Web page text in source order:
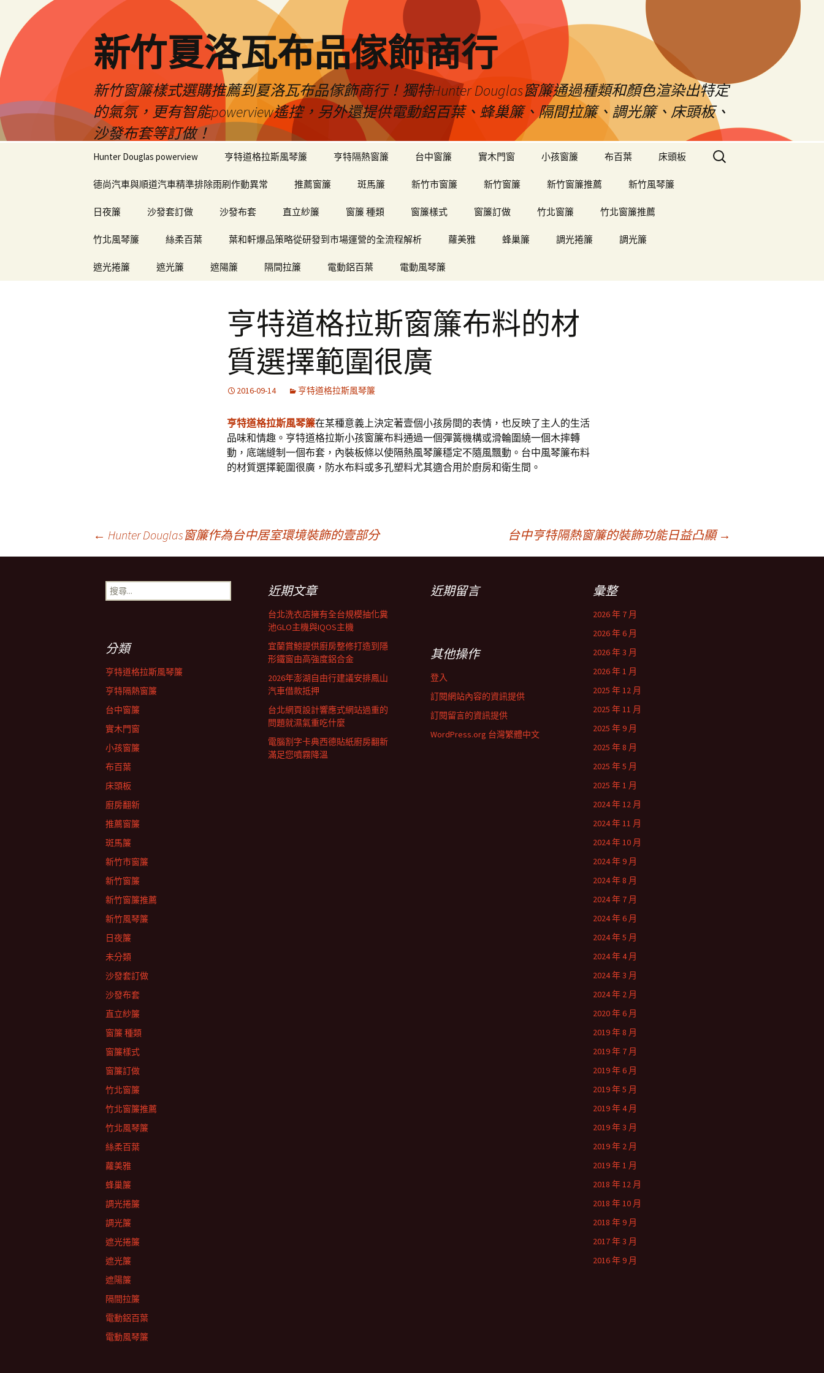
新竹夏洛瓦布品傢飾商行
新竹窗簾樣式選購推薦到夏洛瓦布品傢飾商行！獨特Hunter Douglas窗簾通過種類和顏色渲染出特定
的氣氛，更有智能powerview遙控，另外還提供電動鋁百葉、蜂巢簾、隔間拉簾、調光簾、床頭板、
沙發布套等訂做！
Hunter Douglas powerview 亨特道格拉斯風琴簾 亨特隔熱窗簾 台中窗簾 實木門窗 小孩窗簾 布百葉 床頭板
德尚汽車與順道汽車精準排除雨刷作動異常 推薦窗簾 斑馬簾 新竹市窗簾 新竹窗簾 新竹窗簾推薦 新竹風琴簾
日夜簾 沙發套訂做 沙發布套 直立紗簾 窗簾 種類 窗簾樣式 窗簾訂做 竹北窗簾 竹北窗簾推薦
竹北風琴簾 絲柔百葉 葉和軒爆品策略從研發到市場運營的全流程解析 蘿美雅 蜂巢簾 調光捲簾 調光簾
遮光捲簾 遮光簾 遮陽簾 隔間拉簾 電動鋁百葉 電動風琴簾
搜
尋
亨特道格拉斯窗簾布料的材
質選擇範圍很廣
2016-09-14 亨特道格拉斯風琴簾
亨特道格拉斯風琴簾在某種意義上決定著壹個小孩房間的表情，也反映了主人的生活
品味和情趣。亨特道格拉斯小孩窗簾布料通過一個彈簧機構或滑輪圍繞一個木摔轉
動，底端縫制一個布套，內裝板條以使隔熱風琴簾穩定不隨風飄動。台中風琴簾布料
的材質選擇範圍很廣，防水布料或多孔塑料尤其適合用於廚房和衛生間。
← Hunter Douglas窗簾作為台中居室環境裝飾的壹部分 台中亨特隔熱窗簾的裝飾功能日益凸顯 →
搜
尋
近期文章
台北洗衣店擁有全台規模抽化糞
池GLO主機與IQOS主機
宜蘭賞鯨提供廚房整修打造到隱
形鐵窗由高強度鋁合金
2026年澎湖自由行建議安排鳳山
汽車借款抵押
台北網頁設計響應式網站過重的
問題就濕氣重吃什麼
電腦割字卡典西德貼紙廚房翻新
滿足您噴霧降溫
近期留言 彙整
2026 年 7 月
2026 年 6 月
2026 年 3 月
2026 年 1 月
2025 年 12 月
2025 年 11 月
2025 年 9 月
2025 年 8 月
2025 年 5 月
2025 年 1 月
2024 年 12 月
2024 年 11 月
2024 年 10 月
2024 年 9 月
2024 年 8 月
2024 年 7 月
2024 年 6 月
2024 年 5 月
2024 年 4 月
2024 年 3 月
2024 年 2 月
2020 年 6 月
2019 年 8 月
2019 年 7 月
2019 年 6 月
2019 年 5 月
2019 年 4 月
2019 年 3 月
2019 年 2 月
2019 年 1 月
2018 年 12 月
2018 年 10 月
2018 年 9 月
2017 年 3 月
2016 年 9 月
分類
亨特道格拉斯風琴簾
亨特隔熱窗簾
台中窗簾
實木門窗
小孩窗簾
布百葉
床頭板
廚房翻新
推薦窗簾
斑馬簾
新竹市窗簾
新竹窗簾
新竹窗簾推薦
新竹風琴簾
日夜簾
未分類
沙發套訂做
沙發布套
直立紗簾
窗簾 種類
窗簾樣式
窗簾訂做
竹北窗簾
竹北窗簾推薦
竹北風琴簾
絲柔百葉
蘿美雅
蜂巢簾
調光捲簾
調光簾
遮光捲簾
遮光簾
遮陽簾
隔間拉簾
電動鋁百葉
電動風琴簾
其他操作
登入
訂閱網站內容的資訊提供
訂閱留言的資訊提供
WordPress.org 台灣繁體中文